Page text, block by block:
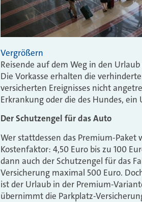
Vergrößern
Reisende auf dem Weg in den
Die Vorkasse erhalten die
versicherten Ereignisses nicht
Erkrankung oder die des Hundes,
Der Schutzengel für das Auto
Wer stattdessen das Premium-
Kostenfaktor: 4,50 Euro bis zu 100
dann auch der Schutzengel für das
Versicherung maximal 500 Euro.
ist der Urlaub in der Premium-
übernimmt die Parkplatz-